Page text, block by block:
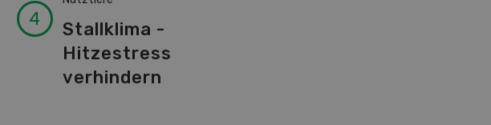
Stallklima -
Hitzestress
verhindern